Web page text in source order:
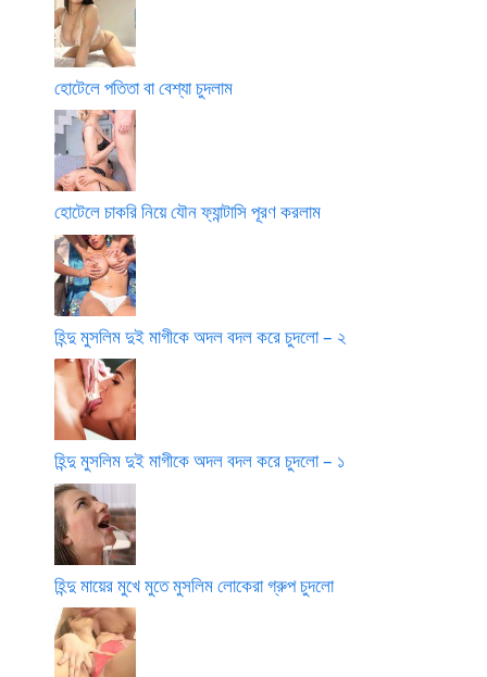
হোটেলে পতিতা বা বেশ্যা চুদলাম
হোটেলে চাকরি নিয়ে যৌন ফ্যান্টাসি পূরণ করলাম
হিন্দু মুসলিম দুই মাগীকে অদল বদল করে চুদলো – ২
হিন্দু মুসলিম দুই মাগীকে অদল বদল করে চুদলো – ১
হিন্দু মায়ের মুখে মুতে মুসলিম লোকেরা গ্রুপ চুদলো